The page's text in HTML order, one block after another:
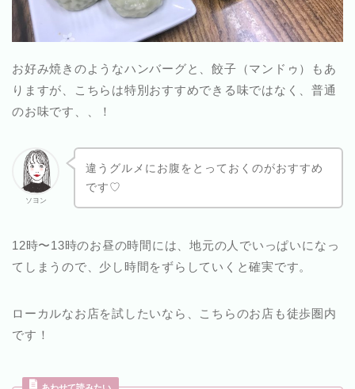
お好み焼きのようなハンバーグと、餃子（マンドゥ）もあ
りますが、こちらは特別おすすめできる味ではなく、普通
のお味です、、！
ソヨン
違うグルメにお腹をとっておくのがおすすめ
です♡
12時〜13時のお昼の時間には、地元の人でいっぱいになっ
てしまうので、少し時間をずらしていくと確実です。
ローカルなお店を試したいなら、こちらのお店も徒歩圏内
です！